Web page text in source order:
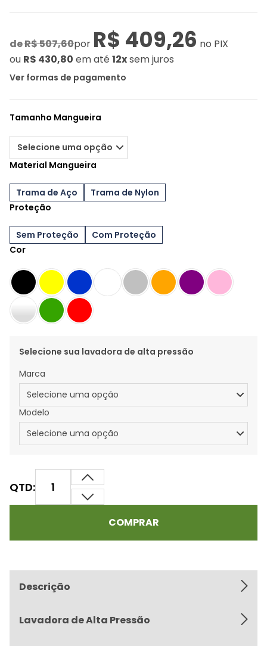
deR$ 507,60por R$ 409,26 no PIX
ou R$ 430,80 em até 12xsem juros
Ver formas de pagamento
Tamanho Mangueira
Material Mangueira
Trama de Aço
Trama de Nylon
Proteção
Sem Proteção
Com Proteção
Cor
QTD:
COMPRAR
Selecione sua lavadora de alta pressão
Marca
Modelo
Descrição
Lavadora de Alta Pressão